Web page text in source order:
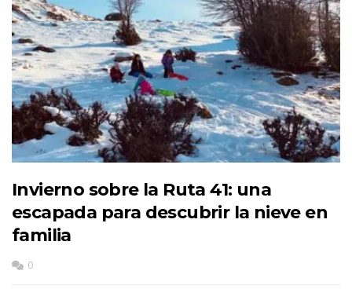
Invierno sobre la Ruta 41: una
escapada para descubrir la nieve en
familia
0